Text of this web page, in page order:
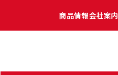
商品情報会社案内